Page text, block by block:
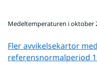
Medeltemperaturen i oktober
Fler avvikelsekartor
referens­normalperiod